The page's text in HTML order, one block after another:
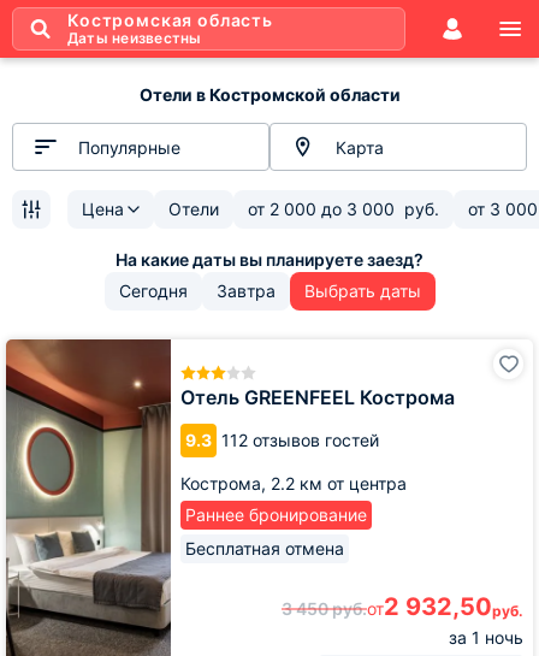
Костромская область
Даты неизвестны
Отели в Костромской области
Популярные Карта
Цена Отели от 2 000 до 3 000 руб. от 3 000
Сегодня Завтра Выбрать даты
Отель GREENFEEL Кострома
9.3 112 отзывов гостей
Кострома, 2.2 км от центра
Раннее бронирование
Бесплатная отмена
3 450руб.от2 932,50руб.
за 1 ночь
Отель
GREENFEEL
Кострома